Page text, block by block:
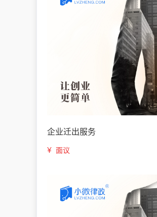
企业迁出服务
¥ 面议